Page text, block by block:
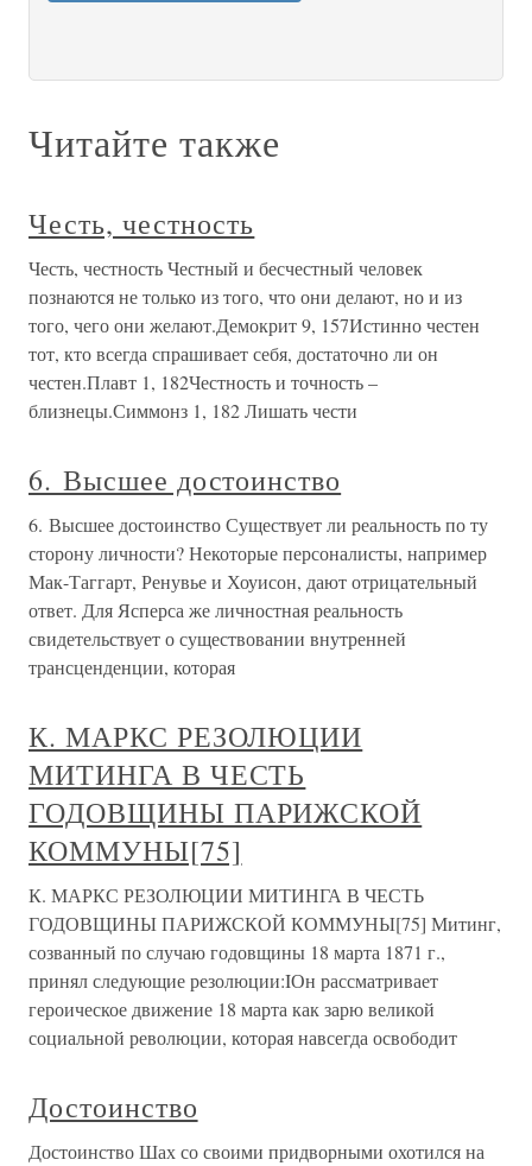
Читайте также
Честь, честность
Честь, честность Честный и бесчестный человек
познаются не только из того, что они делают, но и из
того, чего они желают.Демокрит 9, 157Истинно честен
тот, кто всегда спрашивает себя, достаточно ли он
честен.Плавт 1, 182Честность и точность –
близнецы.Симмонз 1, 182 Лишать чести
6. Высшее достоинство
6. Высшее достоинство Существует ли реальность по ту
сторону личности? Некоторые персоналисты, например
Мак-Таггарт, Ренувье и Хоуисон, дают отрицательный
ответ. Для Ясперса же личностная реальность
свидетельствует о существовании внутренней
трансценденции, которая
К. МАРКС РЕЗОЛЮЦИИ
МИТИНГА В ЧЕСТЬ
ГОДОВЩИНЫ ПАРИЖСКОЙ
КОММУНЫ[75]
К. МАРКС РЕЗОЛЮЦИИ МИТИНГА В ЧЕСТЬ
ГОДОВЩИНЫ ПАРИЖСКОЙ КОММУНЫ[75] Митинг,
созванный по случаю годовщины 18 марта 1871 г.,
принял следующие резолюции:IОн рассматривает
героическое движение 18 марта как зарю великой
социальной революции, которая навсегда освободит
Достоинство
Достоинство Шах со своими придворными охотился на